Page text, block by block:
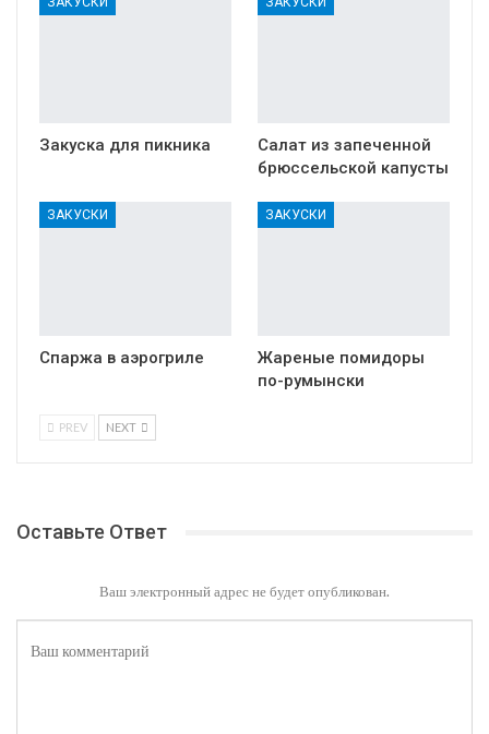
Закуска для пикника
Салат из запеченной
брюссельской капусты
ЗАКУСКИ
Спаржа в аэрогриле
ЗАКУСКИ
Жареные помидоры
по-румынски
PREV NEXT
Оставьте Ответ
Ваш электронный адрес не будет опубликован.